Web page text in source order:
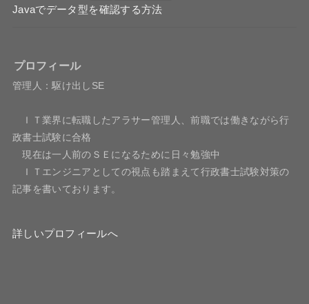
Javaでデータ型を確認する方法
プロフィール
管理人：駆け出しSE
ＩＴ業界に転職したアラサー管理人、前職では働きながら行
政書士試験に合格
現在は一人前のＳＥになるために日々勉強中
ＩＴエンジニアとしての視点も踏まえて行政書士試験対策の
記事を書いております。
詳しいプロフィールへ